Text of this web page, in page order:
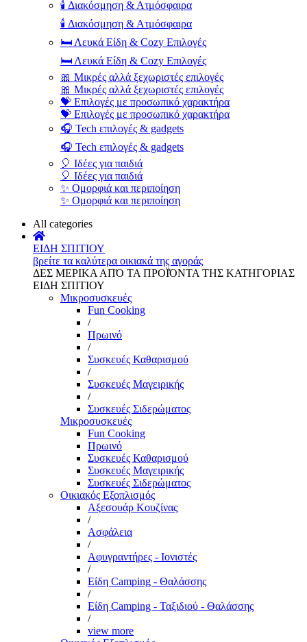
🕯️ Διακόσμηση & Ατμόσφαιρα
🕯️ Διακόσμηση & Ατμόσφαιρα
🛏️ Λευκά Είδη & Cozy Επιλογές
🛏️ Λευκά Είδη & Cozy Επιλογές
🎀 Μικρές αλλά ξεχωριστές επιλογές
🎀 Μικρές αλλά ξεχωριστές επιλογές
💝 Επιλογές με προσωπικό χαρακτήρα
💝 Επιλογές με προσωπικό χαρακτήρα
🎧 Tech επιλογές & gadgets
🎧 Tech επιλογές & gadgets
🎈 Ιδέες για παιδιά
🎈 Ιδέες για παιδιά
✨ Ομορφιά και περιποίηση
✨ Ομορφιά και περιποίηση
All categories
ΕΙΔΗ ΣΠΙΤΙΟΥ
βρείτε τα καλύτερα οικιακά της αγοράς
ΔΕΣ ΜΕΡΙΚΑ ΑΠΌ ΤΑ ΠΡΟΪΌΝΤΑ ΤΗΣ ΚΑΤΗΓΟΡΙΑΣ
ΕΙΔΗ ΣΠΙΤΙΟΥ
Μικροσυσκευές
Fun Cooking
/
Πρωινό
/
Συσκευές Καθαρισμού
/
Συσκευές Μαγειρικής
/
Συσκευές Σιδερώματος
Μικροσυσκευές
Fun Cooking
Πρωινό
Συσκευές Καθαρισμού
Συσκευές Μαγειρικής
Συσκευές Σιδερώματος
Οικιακός Εξοπλισμός
Αξεσουάρ Κουζίνας
/
Ασφάλεια
/
Αφυγραντήρες - Ιονιστές
/
Είδη Camping - Θαλάσσης
/
Είδη Camping - Ταξιδιού - Θαλάσσης
/
view more